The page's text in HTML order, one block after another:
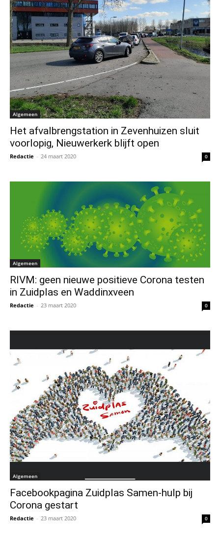
Algemeen
Het afvalbrengstation in Zevenhuizen sluit
voorlopig, Nieuwerkerk blijft open
Redactie - 24 maart 2020 0
Algemeen
RIVM: geen nieuwe positieve Corona testen
in Zuidplas en Waddinxveen
Redactie - 23 maart 2020 0
Algemeen
Facebookpagina Zuidplas Samen-hulp bij
Corona gestart
Redactie - 23 maart 2020 0